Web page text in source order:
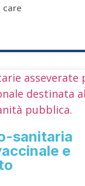
care
sanitaria
e